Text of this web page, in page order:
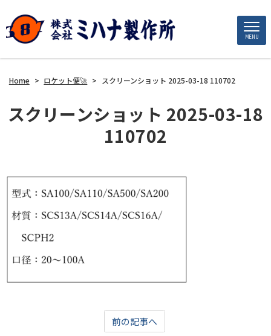
MENU
Home > ロケット便🚀 > スクリーンショット 2025-03-18 110702
スクリーンショット 2025-03-18
110702
前の記事へ